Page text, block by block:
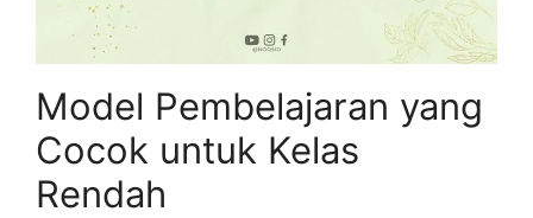
Model Pembelajaran yang
Cocok untuk Kelas
Rendah